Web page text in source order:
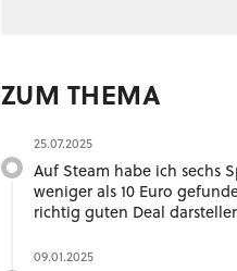
ZUM THEMA
25.07.2025
Auf Steam habe ich sechs
weniger als 10 Euro
richtig guten Deal
09.01.2025